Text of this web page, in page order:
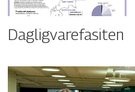
Dagligvarefasiten